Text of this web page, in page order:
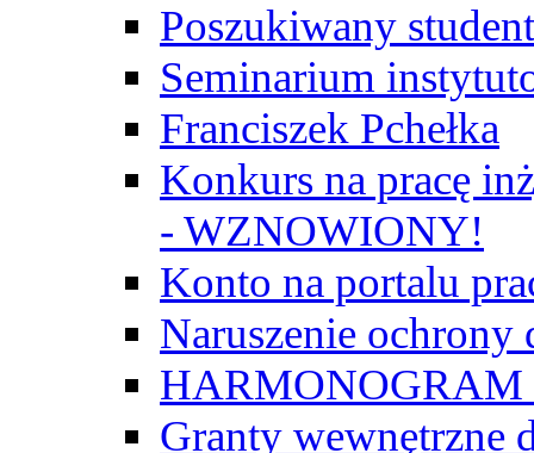
Poszukiwany
Seminarium
Franciszek Pchełka
Konkurs na pracę
- WZNOWIONY!
Konto na portalu
Naruszenie ochrony
Granty wewnętrzne